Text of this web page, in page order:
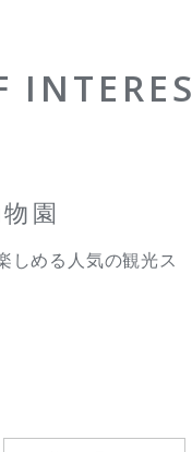
園
しめる人気の観光ス